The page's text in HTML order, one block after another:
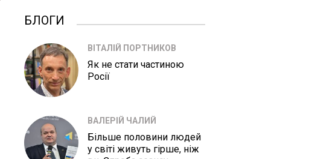
БЛОГИ
ВІТАЛІЙ ПОРТНИКОВ
Як не стати частиною
Росії
ВАЛЕРІЙ ЧАЛИЙ
Більше половини людей
у світі живуть гірше, ніж